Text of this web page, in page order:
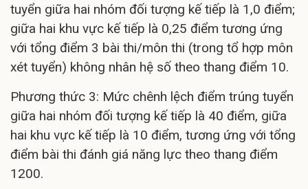
tuyển giữa hai nhóm đối tượng kế tiếp là 1,0 điểm;
giữa hai khu vực kế tiếp là 0,25 điểm tương ứng
với tổng điểm 3 bài thi/môn thi (trong tổ hợp môn
xét tuyển) không nhân hệ số theo thang điểm 10.
Phương thức 3: Mức chênh lệch điểm trúng tuyển
giữa hai nhóm đối tượng kế tiếp là 40 điểm, giữa
hai khu vực kế tiếp là 10 điểm, tương ứng với tổng
điểm bài thi đánh giá năng lực theo thang điểm
1200.